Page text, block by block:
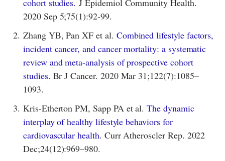
cohort studies. J Epidemiol Community Health.
2020 Sep 5;75(1):92-99.
2. Zhang YB, Pan XF et al. Combined lifestyle factors,
incident cancer, and cancer mortality: a systematic
review and meta-analysis of prospective cohort
studies. Br J Cancer. 2020 Mar 31;122(7):1085–
1093.
3. Kris-Etherton PM, Sapp PA et al.The dynamic
interplay of healthy lifestyle behaviors for
cardiovascular health. Curr Atheroscler Rep. 2022
Dec;24(12):969–980.